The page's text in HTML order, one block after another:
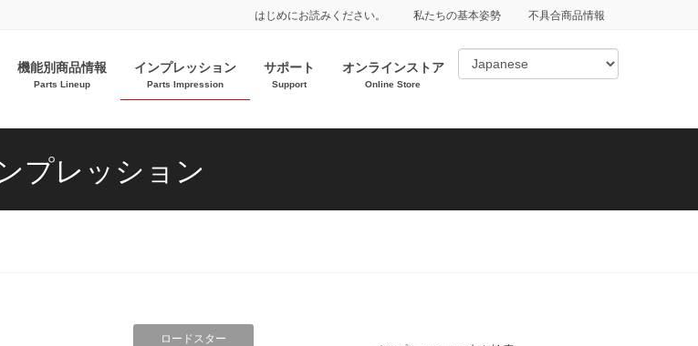
はじめにお読みください。 私たちの基本姿勢 不具合商品情報
機能別商品情報
Parts Lineup
インプレッション
Parts Impression
サポート
Support
オンラインストア
Online Store
プレッション
ロードスター